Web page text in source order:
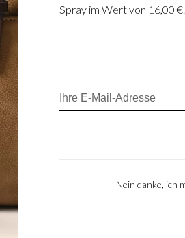
Spray im Wert von 16,00
Nein danke, ich